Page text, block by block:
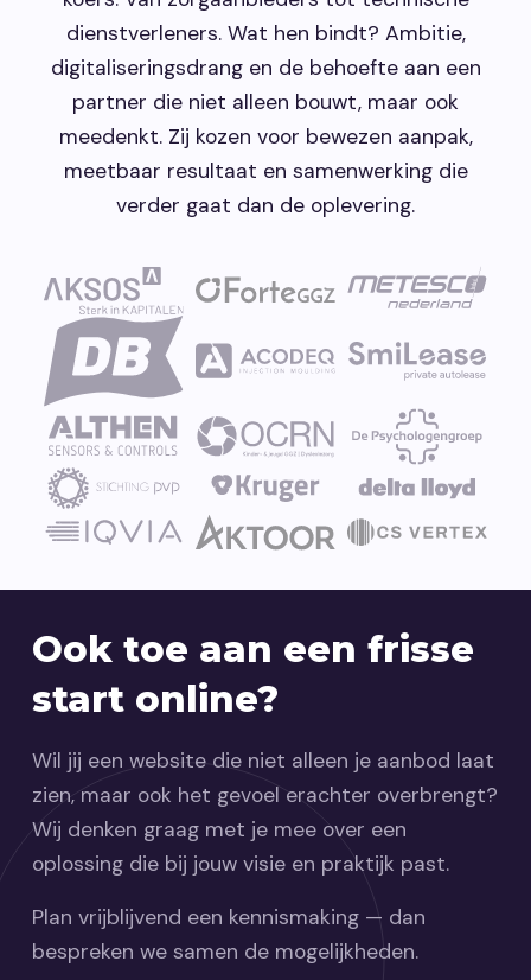
dienstverleners. Wat hen bindt? Ambitie,
digitaliseringsdrang en de behoefte aan een
partner die niet alleen bouwt, maar ook
meedenkt. Zij kozen voor bewezen aanpak,
meetbaar resultaat en samenwerking die
verder gaat dan de oplevering.
Ook toe aan een frisse
start online?
Wil jij een website die niet alleen je aanbod laat
zien, maar ook het gevoel erachter overbrengt?
Wij denken graag met je mee over een
oplossing die bij jouw visie en praktijk past.
Plan vrijblijvend een kennismaking — dan
bespreken we samen de mogelijkheden.